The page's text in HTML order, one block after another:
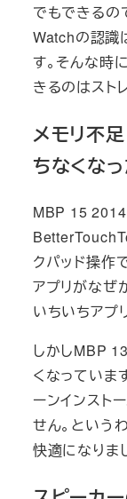
でもできるの
Watchの認識
す。そんな時
きるのはスト
メモリ不
ちなくな
MBP 15
クパッド操作
アプリがなぜ
いちいちアプ
しかしMBP
くなっていま
ーンインスト
せん。という
快適になりま